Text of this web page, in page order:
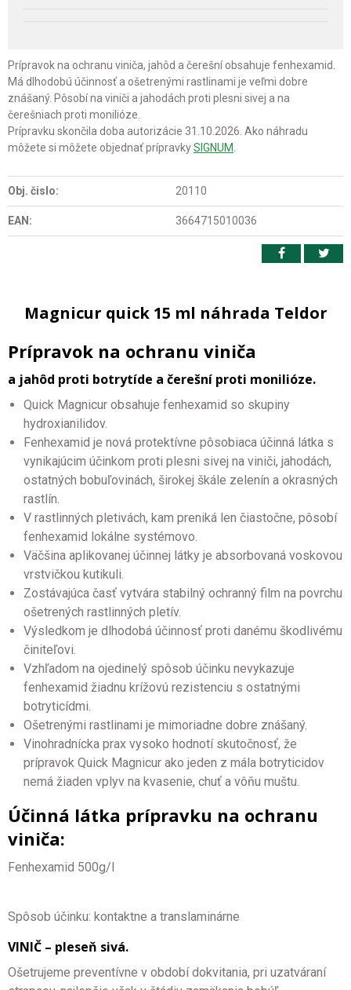
Prípravok na ochranu viniča, jahôd a čerešní obsahuje fenhexamid.
Má dlhodobú účinnosť a ošetrenými rastlinami je veľmi dobre
znášaný. Pôsobí na viniči a jahodách proti plesni sivej a na
čerešniach proti monilióze.
Prípravku skončila doba autorizácie 31.10.2026. Ako náhradu
môžete si môžete objednať prípravkySIGNUM
Obj. čislo: 20110
EAN: 3664715010036
Magnicur quick 15 ml náhrada Teldor
Prípravok na ochranu viniča
a jahôd proti botrytíde a čerešní proti monilióze.
Quick Magnicur obsahuje fenhexamid so skupiny
hydroxianilidov.
Fenhexamid je nová protektívne pôsobiaca účinná látka s
vynikajúcim účinkom proti plesni sivej na viniči, jahodách,
ostatných bobuľovinách, širokej škále zelenín a okrasných
rastlín.
V rastlinných pletivách, kam preniká len čiastočne, pôsobí
fenhexamid lokálne systémovo.
Väčšina aplikovanej účinnej látky je absorbovaná voskovou
vrstvičkou kutikuli.
Zostávajúca časť vytvára stabilný ochranný film na povrchu
ošetrených rastlinných pletív.
Výsledkom je dlhodobá účinnosť proti danému škodlivému
činiteľovi.
Vzhľadom na ojedinelý spôsob účinku nevykazuje
fenhexamid žiadnu krížovú rezistenciu s ostatnými
botryticídmi.
Ošetrenými rastlinami je mimoriadne dobre znášaný.
Vinohradnícka prax vysoko hodnotí skutočnosť, že
prípravok Quick Magnicur ako jeden z mála botryticidov
nemá žiaden vplyv na kvasenie, chuť a vôňu muštu.
Účinná látka prípravku na ochranu
viniča:
Fenhexamid 500g/l
Spôsob účinku: kontaktne a translaminárne
VINIČ – pleseň sivá.
Ošetrujeme preventívne v období dokvitania, pri uzatváraní